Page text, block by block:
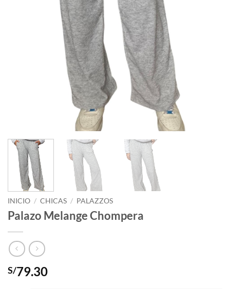
INICIO / CHICAS / PALAZZOS
Palazo Melange Chompera
S/79.30